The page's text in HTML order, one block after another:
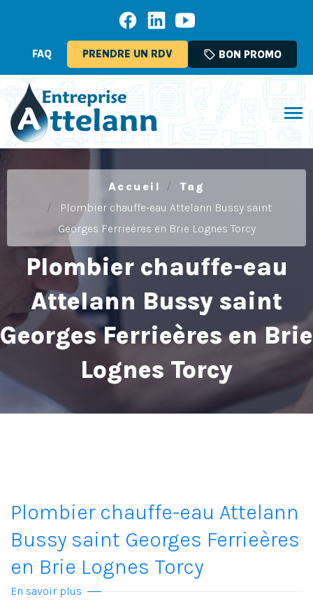
FAQ PRENDRE UN RDV sell BON PROMO
Accueil
Tag
Plombier chauffe-eau Attelann Bussy saint
Georges Ferrieères en Brie Lognes Torcy
Plombier chauffe-eau
Attelann Bussy saint
Georges Ferrieères en Brie
Lognes Torcy
Plombier chauffe-eau Attelann
Bussy saint Georges Ferrieères
en Brie Lognes Torcy
En savoir plus